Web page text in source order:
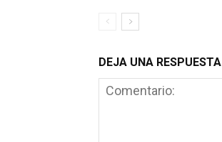
DEJA UNA RESPUESTA